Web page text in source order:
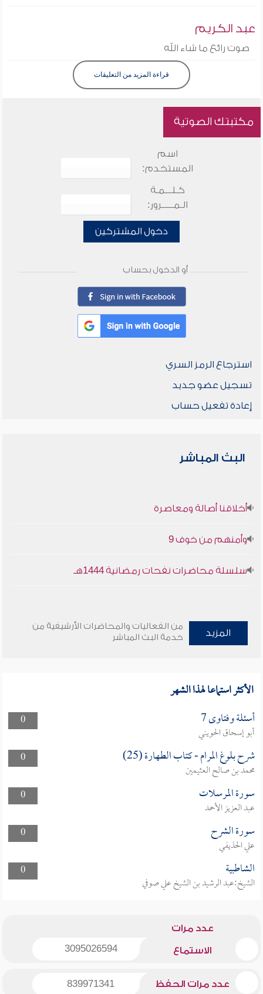
عبد الكريم
صوت رائع ما شاء الله
قراءة المزيد من التعليقات
مكتبتك الصوتية
اسم
المستخدم:
كـلـــمـة
الـمـــــرور:
دخول المشتركين
أو الدخول بحساب
استرجاع الرمز السري
تسجيل عضو جديد
إعادة تفعيل حساب
البث المباشر
أخلاقنا أصالة ومعاصرة
وأمنهم من خوف 9
سلسلة محاضرات نفحات رمضانية 1444هـ
المزيد
من الفعاليات والمحاضرات الأرشيفية من
خدمة البث المباشر
الأكثر استماعا لهذا الشهر
0 أسئلة وفتاوى 7
أبو إسحاق الحويني
0
شرح بلوغ المرام - كتاب الطهارة (25)
محمد بن صالح العثيمين
0
سورة المرسلات
عبد العزيز الأحمد
0
سورة الشرح
علي الحذيفي
0
الشاطبية
الشيخ:عبد الرشيد بن الشيخ علي صوفي
عدد مرات
الاستماع 3095026594
عدد مرات الحفظ 839971341